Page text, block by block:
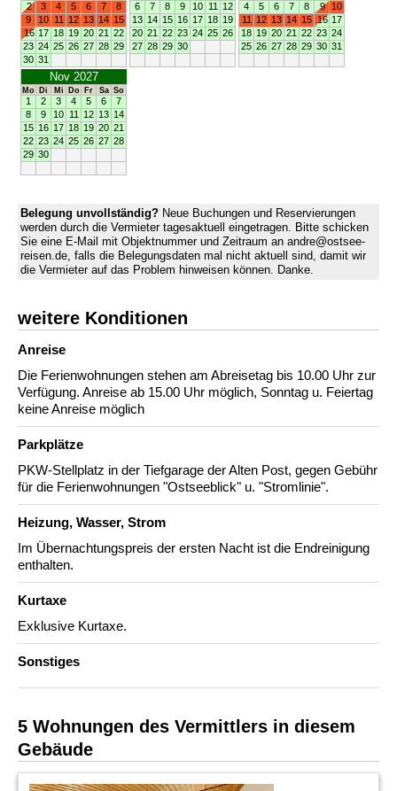
2
3 4 5 6 7
8
9
10 11 12 13 14 15
16 17 18 19 20 21 22
23 24 25 26 27 28 29
30 31
6
7 8 9 10 11
12
13 14 15 16 17 18 19
20 21 22 23 24 25 26
27 28 29 30
4
5 6 7 8 9
10
11
12 13 14 15 16 17
18 19 20 21 22 23 24
25 26 27 28 29 30 31
Nov 2027
Mo Di Mi Do Fr Sa So
1 2 3 4 5 6
7
8
9 10 11 12 13 14
15 16 17 18 19 20 21
22 23 24 25 26 27 28
29 30
Belegung unvollständig? Neue Buchungen und Reservierungen
werden durch die Vermieter tagesaktuell eingetragen. Bitte schicken
Sie eine E-Mail mit Objektnummer und Zeitraum an andre@ostsee-
reisen.de, falls die Belegungsdaten mal nicht aktuell sind, damit wir
die Vermieter auf das Problem hinweisen können. Danke.
weitere Konditionen
Anreise
Die Ferienwohnungen stehen am Abreisetag bis 10.00 Uhr zur
Verfügung. Anreise ab 15.00 Uhr möglich, Sonntag u. Feiertag
keine Anreise möglich
Parkplätze
PKW-Stellplatz in der Tiefgarage der Alten Post, gegen Gebühr
für die Ferienwohnungen "Ostseeblick" u. "Stromlinie".
Heizung, Wasser, Strom
Im Übernachtungspreis der ersten Nacht ist die Endreinigung
enthalten.
Kurtaxe
Exklusive Kurtaxe.
Sonstiges
5 Wohnungen des Vermittlers in diesem
Gebäude